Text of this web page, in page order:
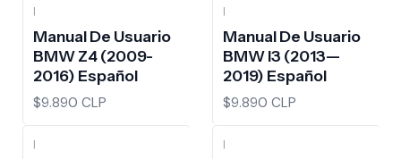
|
Manual De Usuario
BMW Z4 (2009-
2016) Español
$9.890 CLP
|
Manual De Usuario
BMW I3 (2013—
2019) Español
$9.890 CLP
| |